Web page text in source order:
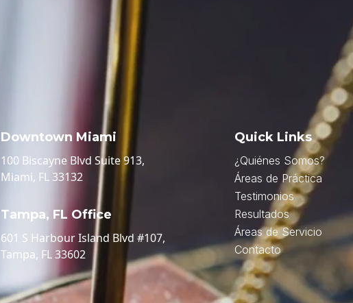
Downtown Miami
100 Biscayne Blvd Suite 913,
Miami, FL 33132
Tampa, FL Office
601 S Harbour Island Blvd #107,
Tampa, FL 33602
Quick Links
¿Quiénes Somos?
Áreas de Práctica
Testimonios
Resultados
Áreas de Servicio
Contacto